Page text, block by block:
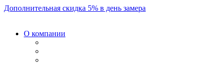
Дополнительная скидка 5% в день замера
О компании